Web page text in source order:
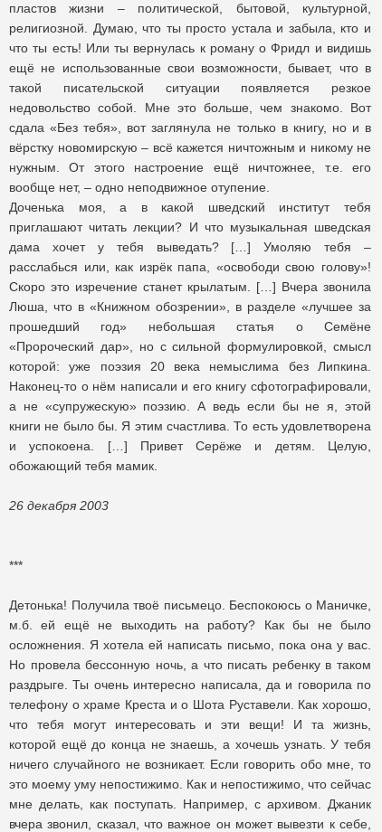
пластов жизни – политической, бытовой, культурной,
религиозной. Думаю, что ты просто устала и забыла, кто и
что ты есть! Или ты вернулась к роману о Фридл и видишь
ещё не использованные свои возможности, бывает, что в
такой писательской ситуации появляется резкое
недовольство собой. Мне это больше, чем знакомо. Вот
сдала «Без тебя», вот заглянула не только в книгу, но и в
вёрстку новомирскую – всё кажется ничтожным и никому не
нужным. От этого настроение ещё ничтожнее, т.е. его
вообще нет, – одно неподвижное отупение.
Доченька моя, а в какой шведский институт тебя
приглашают читать лекции? И что музыкальная шведская
дама хочет у тебя выведать? […] Умоляю тебя –
расслабься или, как изрёк папа, «освободи свою голову»!
Скоро это изречение станет крылатым. […] Вчера звонила
Люша, что в «Книжном обозрении», в разделе «лучшее за
прошедший год» небольшая статья о Семёне
«Пророческий дар», но с сильной формулировкой, смысл
которой: уже поэзия 20 века немыслима без Липкина.
Наконец-то о нём написали и его книгу сфотографировали,
а не «супружескую» поэзию. А ведь если бы не я, этой
книги не было бы. Я этим счастлива. То есть удовлетворена
и успокоена. […] Привет Серёже и детям. Целую,
обожающий тебя мамик.
26 декабря 2003
***
Детонька! Получила твоё письмецо. Беспокоюсь о Маничке,
м.б. ей ещё не выходить на работу? Как бы не было
осложнения. Я хотела ей написать письмо, пока она у вас.
Но провела бессонную ночь, а что писать ребенку в таком
раздрыге. Ты очень интересно написала, да и говорила по
телефону о храме Креста и о Шота Руставели. Как хорошо,
что тебя могут интересовать и эти вещи! И та жизнь,
которой ещё до конца не знаешь, а хочешь узнать. У тебя
ничего случайного не возникает. Если говорить обо мне, то
это моему уму непостижимо. Как и непостижимо, что сейчас
мне делать, как поступать. Например, с архивом. Джаник
вчера звонил, сказал, что важное он может вывезти к себе,